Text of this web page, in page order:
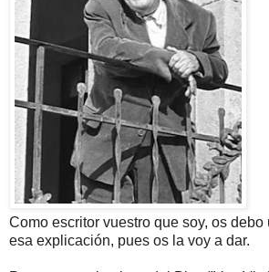
Como escritor vuestro que soy, os
esa explicación, pues os la voy a dar.